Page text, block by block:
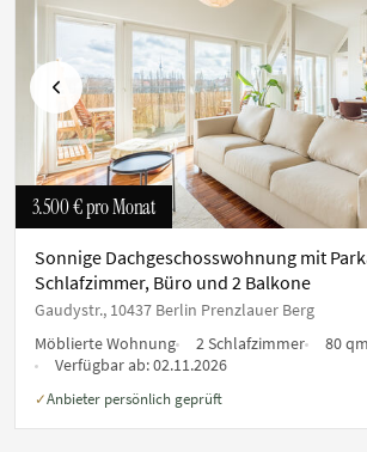
Vorherige
3.500 €pro Monat
Sonnige Dachgeschosswohnung mit
Schlafzimmer, Büro und 2 Balkone
Gaudystr., 10437 Berlin Prenzlauer Berg
Möblierte Wohnung
2 Schlafzimmer
80 qm
Verfügbar ab:02.11.2026
✓Anbieter persönlich geprüft